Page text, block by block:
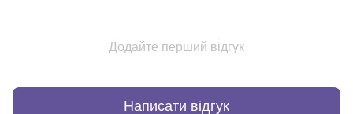
Додайте перший відгук
Написати відгук